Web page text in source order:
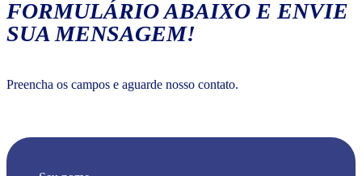
FORMULÁRIO ABAIXO E ENVIE
SUA MENSAGEM!
Preencha os campos e aguarde nosso contato.